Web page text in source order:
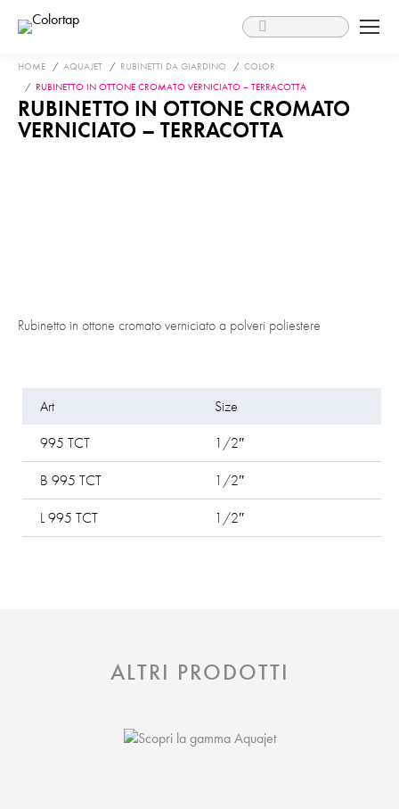
Search:
You are here:
HOME AQUAJET RUBINETTI DA GIARDINO
COLOR
RUBINETTO IN OTTONE CROMATO VERNICIATO – TERRACOTTA
RUBINETTO IN OTTONE CROMATO
VERNICIATO – TERRACOTTA
Rubinetto in ottone cromato verniciato a polveri poliestere
Art Size
995 TCT
1/2″
B 995 TCT
1/2″
L 995 TCT
1/2″
ALTRI PRODOTTI